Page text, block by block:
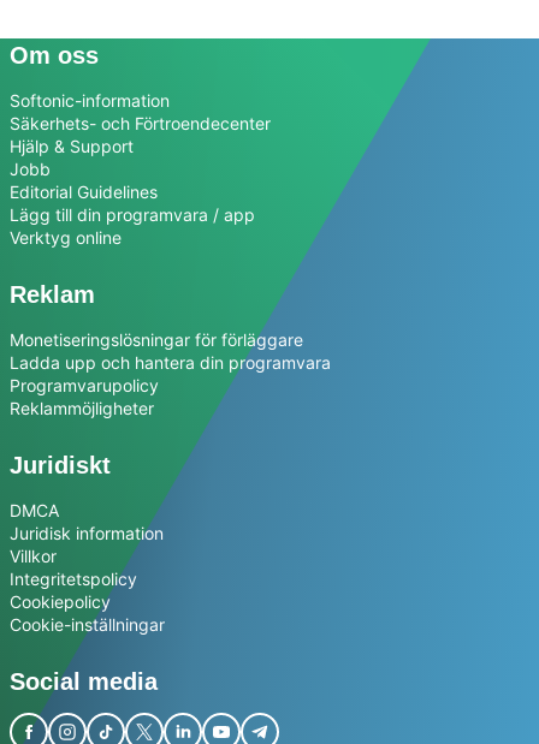
Om oss
Softonic-information
Säkerhets- och Förtroendecenter
Hjälp & Support
Jobb
Editorial Guidelines
Lägg till din programvara / app
Verktyg online
Reklam
Monetiseringslösningar för förläggare
Ladda upp och hantera din programvara
Programvarupolicy
Reklammöjligheter
Juridiskt
DMCA
Juridisk information
Villkor
Integritetspolicy
Cookiepolicy
Cookie-inställningar
Social media